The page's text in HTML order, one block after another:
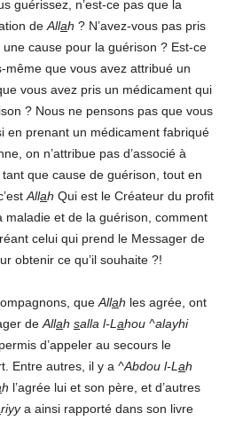
guérissez, n’est-ce pas que la
de Allah ? N’avez-vous pas pris
cause pour la guérison ? Est-ce
même que vous avez attribué un
vous avez pris un médicament qui
? Nous ne pensons pas que vous
en prenant un médicament fabriqué
on n’attribue pas d’associé à
que cause de guérison, tout en
Allah Qui est le Créateur du profit
maladie et de la guérison, comment
celui qui prend le Messager de
obtenir ce qu’il souhaite ?!
que Allah les agrée, ont
de Allah salla l-L ahou ^alayhi
d’appeler au secours le
Entre autres, il y a ^Abdou l-L ah
h l’agrée lui et son père, et d’autres
riyya ainsi rapporté dans son livre